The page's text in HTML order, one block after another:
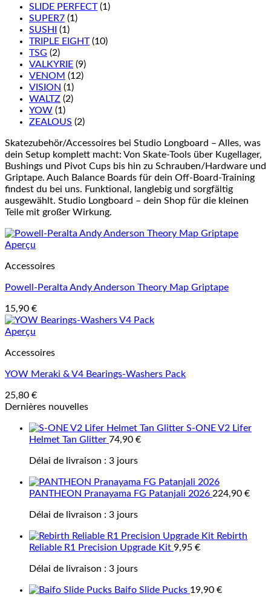
SLIDE PERFECT (1)
SUPER7 (1)
SUSHI
(1)
TRIPLE EIGHT (10)
TSG (2)
VALKYRIE (9)
VENOM (12)
VISION (1)
WALTZ (2)
YOW (1)
ZEALOUS (2)
Skatezubehör/Accessoires bei Studio Longboard – Alles, was
dein Setup komplett macht: Von Skate-Tools über Kugellager,
Bushings und Pivot Cups bis hin zu Schrauben/Hardware und
Griptape. Auch Balance Boards für dein Off-Board-Training
findest du bei uns. Funktional, langlebig und sorgfältig
ausgewählt. Studio Longboard – dein Shop für die kleinen
Teile mit großer Wirkung.
Aperçu
Accessoires
Powell-Peralta Andy Anderson Theory Map Griptape
15,90 €
Aperçu
Accessoires
YOW Meraki & V4 Bearings-Washers Pack
25,80 €
Dernières nouvelles
S-ONE V2 Lifer
Helmet Tan Glitter 74,90 €
Délai de livraison : 3 jours
PANTHEON Pranayama FG Patanjali 2026 224,90 €
Délai de livraison : 3 jours
Rebirth
Reliable R1 Precision Upgrade Kit 9,95 €
Délai de livraison : 3 jours
Baifo Slide Pucks 19,90 €